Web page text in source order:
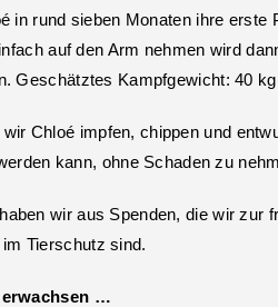
in rund sieben Monaten ihre
auf den Arm nehmen wird
Geschätztes Kampfgewicht: 40
Chloé impfen, chippen und
kann, ohne Schaden zu
wir aus Spenden, die wir
Tierschutz sind.
erwachsen …